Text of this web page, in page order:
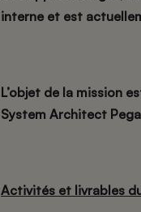
interne et est
L’objet de la mission
System Architect
Activités et livrables